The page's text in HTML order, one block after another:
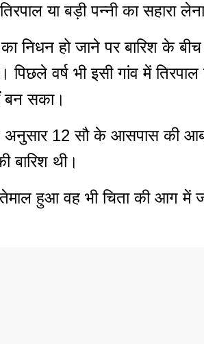
या बड़ी पन्नी का सहारा
निधन हो जाने पर बारिश के
वर्ष भी इसी गांव में
बन सका।
अनुसार 12 सौ के आसपास की
बारिश थी।
हुआ वह भी चिता की आग में